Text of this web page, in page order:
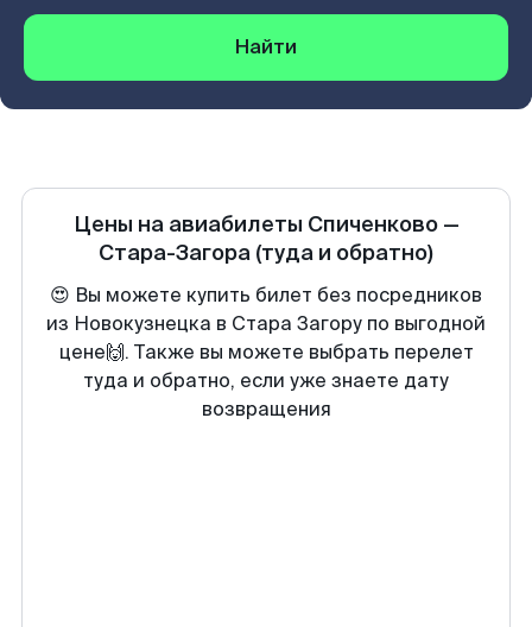
Найти
Цены на авиабилеты Спиченково—
Стара-Загора (туда и обратно)
😍 Вы можете купить билет без посредников
из Новокузнецка в Стара Загору по выгодной
цене🙌. Также вы можете выбрать перелет
туда и обратно, если уже знаете дату
возвращения